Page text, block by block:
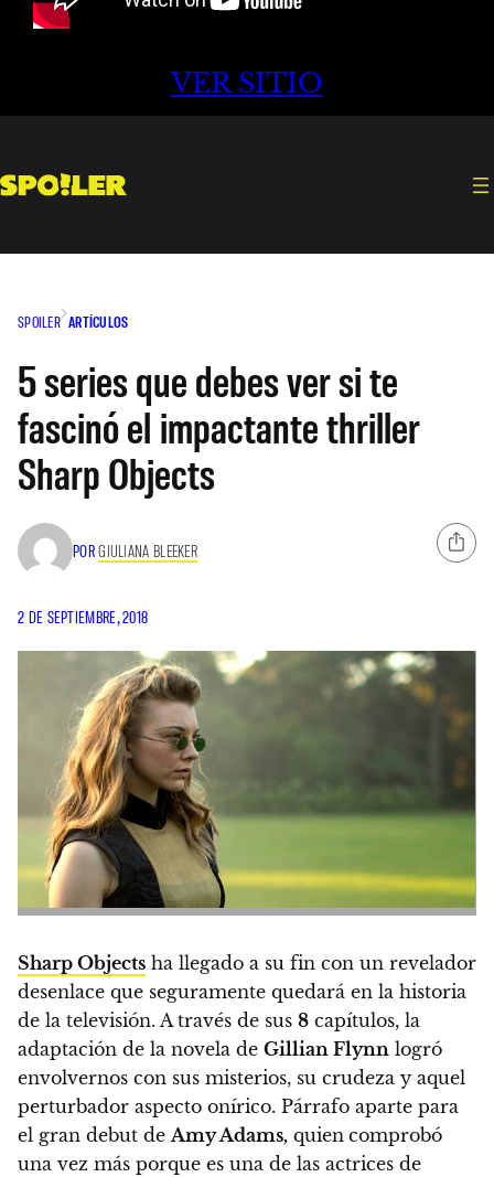
VER SITIO
SPOILER ARTÍCULOS
5 series que debes ver si te
fascinó el impactante thriller
Sharp Objects
PORGIULIANA BLEEKER
2 DE SEPTIEMBRE, 2018
Sharp Objects ha llegado a su fin con un revelador
desenlace que seguramente quedará en la historia
de la televisión. A través de sus 8 capítulos, la
adaptación de la novela de Gillian Flynn logró
envolvernos con sus misterios, su crudeza y aquel
perturbador aspecto onírico. Párrafo aparte para
el gran debut deAmy Adams, quien comprobó
una vez más porque es una de las actrices de